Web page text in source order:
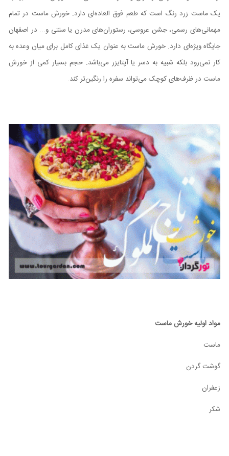
یک ماست زرد رنگ است که طعم فوق العاده‌ای دارد. خورش ماست در تمام
مهمانی‌های رسمی، جشن عروسی، رستوران‌های مدرن یا سنتی و... در اصفهان
جایگاه ویژه‌ای دارد. خورش ماست به عنوان یک غذای کامل برای میان وعده به
کار نمی‌رود بلکه شبیه به دسر یا آپتایزر می‌باشد. حجم بسیار کمی از خورش
ماست در ظرف‌های کوچک می‌تواند سفره را رنگین‌تر کند.
مواد اولیه خورش ماست
ماست
گوشت گردن
زعفران
شکر